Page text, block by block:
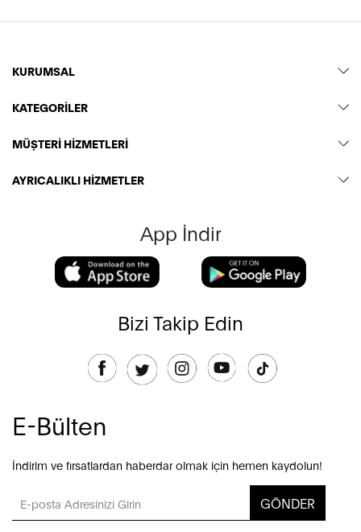
KURUMSAL
KATEGORİLER
MÜŞTERİ HİZMETLERİ
AYRICALIKLI HİZMETLER
App İndir
Bizi Takip Edin
E-Bülten
İndirim ve fırsatlardan haberdar olmak için hemen kaydolun!
GÖNDER